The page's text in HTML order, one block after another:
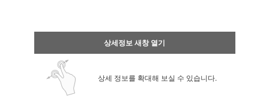
상세정보 새창 열기
상세 정보를 확대해 보실 수 있습니다.